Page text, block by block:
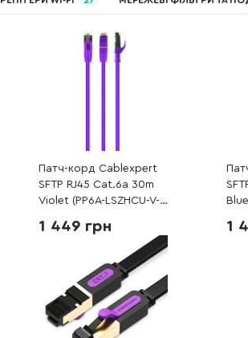
Патч-корд Cablexpert
SFTP RJ45 Cat.6a 30m
Violet (PP6A-LSZHCU-V-
1 449 грн 1